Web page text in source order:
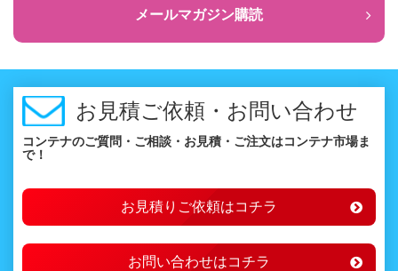
メールマガジン購読
お見積ご依頼・お問い合わせ
コンテナのご質問・ご相談・お見積・ご注文はコンテナ市場ま
で！
お見積りご依頼はコチラ
お問い合わせはコチラ